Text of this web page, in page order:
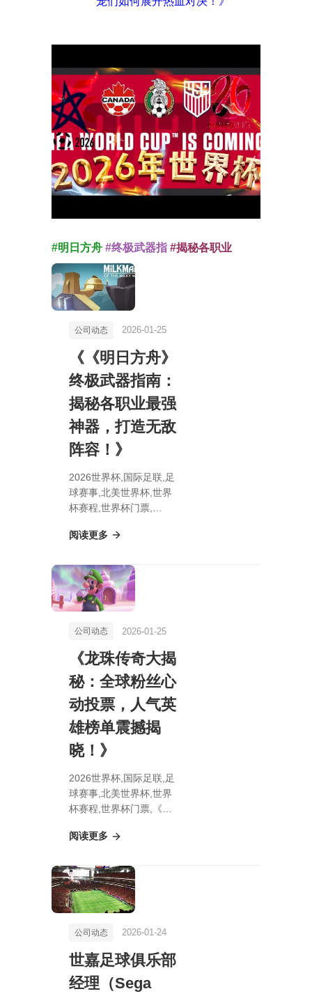
#明日方舟 #终极武器指 #揭秘各职业
公司动态 2026-01-25
《《明日方舟》
终极武器指南：
揭秘各职业最强
神器，打造无敌
阵容！》
2026世界杯,国际足联,足
球赛事,北美世界杯,世界
杯赛程,世界杯门票,
指南：揭秘各职业最强神
阅读更多
公司动态 2026-01-25
《龙珠传奇大揭
秘：全球粉丝心
动投票，人气英
雄榜单震撼揭
晓！》
2026世界杯,国际足联,足
球赛事,北美世界杯,世界
杯赛程,世界杯门票,《龙
心动投票，人气英雄榜单
阅读更多
公司动态 2026-01-24
世嘉足球俱乐部
经理（Sega